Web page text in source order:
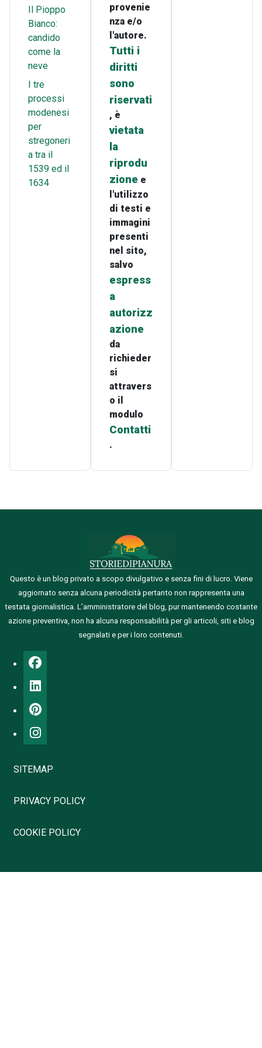
Il Pioppo
Bianco:
candido
come la
neve
I tre
processi
modenesi
per
stregoneri
a tra il
1539 ed il
1634
provenie
nza e/o
l'autore.
Tutti i
diritti
sono
riservati
, è
vietata
la
riprodu
zione e
l'utilizzo
di testi e
immagini
presenti
nel sito,
salvo
espress
a
autorizz
azione
da
richieder
si
attravers
o il
modulo
Contatti
.
Questo è un blog privato a scopo divulgativo e senza fini di lucro. Viene
aggiornato senza alcuna periodicità pertanto non rappresenta una
testata giornalistica. L’amministratore del blog, pur mantenendo costante
azione preventiva, non ha alcuna responsabilità per gli articoli, siti e blog
segnalati e per i loro contenuti.
SITEMAP
PRIVACY POLICY
COOKIE POLICY